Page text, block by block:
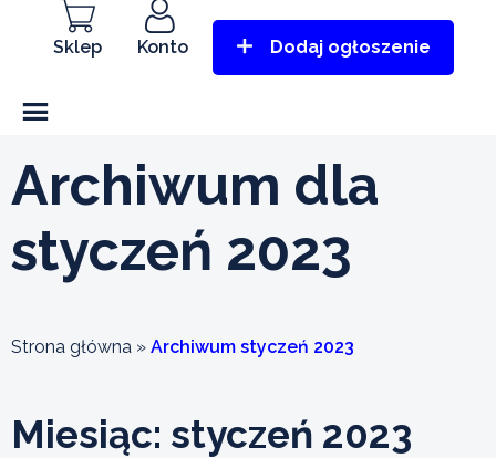
Sklep Konto Dodaj ogłoszenie
Archiwum dla
styczeń 2023
Strona główna » Archiwum styczeń 2023
Miesiąc: styczeń 2023